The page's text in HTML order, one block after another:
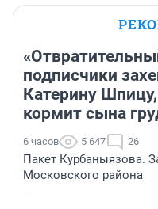
подписчики
Катерину
кормит сына
6 часов 5 647 26
Пакет Курбаныязова.
Московского района